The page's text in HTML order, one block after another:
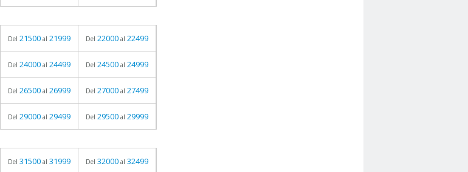
Del 21500 al 21999 Del 22000 al 22499
Del 24000 al 24499 Del 24500 al 24999
Del 26500 al 26999 Del 27000 al 27499
Del 29000 al 29499 Del 29500 al 29999
Del 31500 al 31999 Del 32000 al 32499